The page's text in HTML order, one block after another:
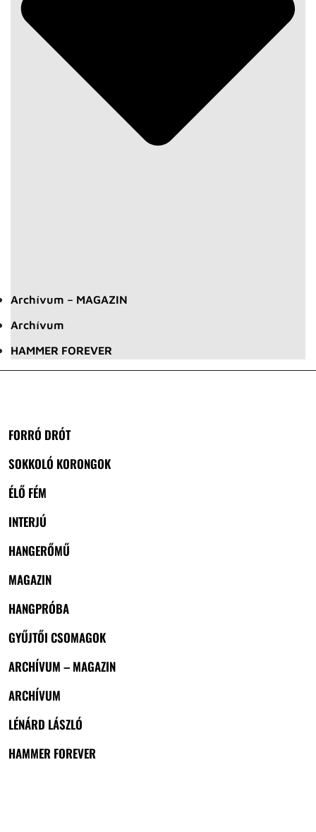
Archívum – MAGAZIN
Archívum
HAMMER FOREVER
FORRÓ DRÓT
SOKKOLÓ KORONGOK
ÉLŐ FÉM
INTERJÚ
HANGERŐMŰ
MAGAZIN
HANGPRÓBA
GYŰJTŐI CSOMAGOK
ARCHÍVUM – MAGAZIN
ARCHÍVUM
LÉNÁRD LÁSZLÓ
HAMMER FOREVER